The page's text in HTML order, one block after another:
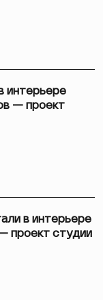
интерьере
— проект
в интерьере
проект студии